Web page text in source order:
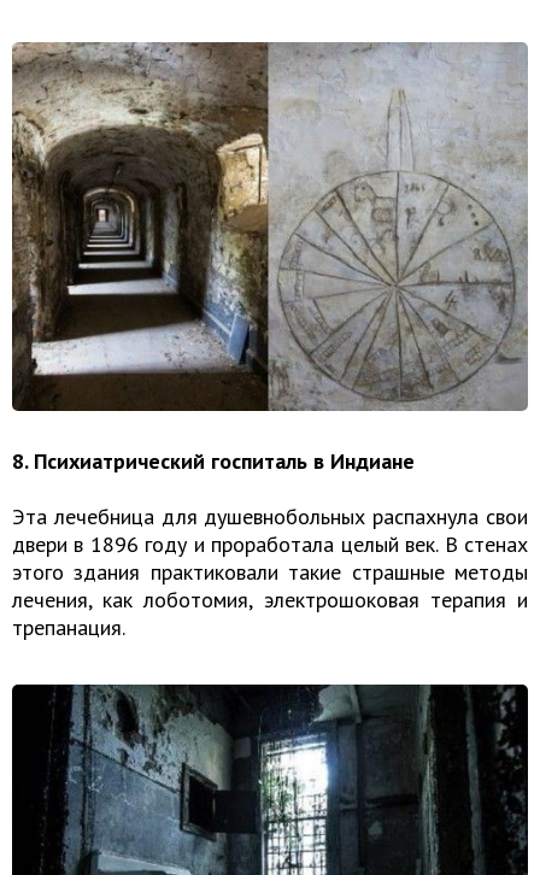
8. Психиатрический госпиталь в Индиане
Эта лечебница для душевнобольных распахнула свои
двери в 1896 году и проработала целый век. В стенах
этого здания практиковали такие страшные методы
лечения, как лоботомия, электрошоковая терапия и
трепанация.